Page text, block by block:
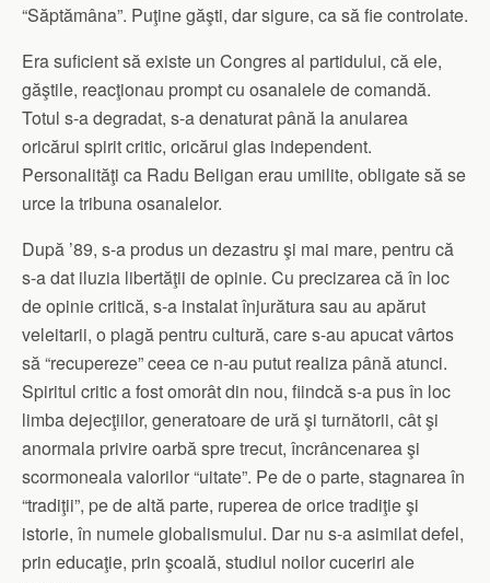
“Săptămâna”. Puţine găşti, dar sigure, ca să fie controlate.
Era suficient să existe un Congres al partidului, că ele,
găştile, reacţionau prompt cu osanalele de comandă.
Totul s-a degradat, s-a denaturat până la anularea
oricărui spirit critic, oricărui glas independent.
Personalităţi ca Radu Beligan erau umilite, obligate să se
urce la tribuna osanalelor.
După ’89, s-a produs un dezastru şi mai mare, pentru că
s-a dat iluzia libertăţii de opinie. Cu precizarea că în loc
de opinie critică, s-a instalat înjurătura sau au apărut
veleitarii, o plagă pentru cultură, care s-au apucat vârtos
să “recupereze” ceea ce n-au putut realiza până atunci.
Spiritul critic a fost omorât din nou, fiindcă s-a pus în loc
limba dejecţiilor, generatoare de ură şi turnătorii, cât şi
anormala privire oarbă spre trecut, încrâncenarea şi
scormoneala valorilor “uitate”. Pe de o parte, stagnarea în
“tradiţii”, pe de altă parte, ruperea de orice tradiţie şi
istorie, în numele globalismului. Dar nu s-a asimilat defel,
prin educaţie, prin şcoală, studiul noilor cuceriri ale